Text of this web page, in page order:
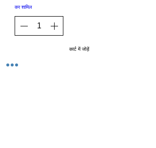
कर शामिल
कार्ट में जोड़ें